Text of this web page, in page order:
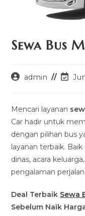
Sewa Bus
Postadmin
Post
Mencari layanan
Car hadir untuk
dengan pilihan bus
layanan terbaik.
dinas, acara
pengalaman
Deal Terbaik Sewa
Sebelum Naik